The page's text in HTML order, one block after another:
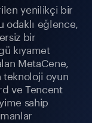
yenilikçi bir
odaklı eğlence,
bir
kıyamet
MetaCene,
teknoloji oyun
ve Tencent
sahip